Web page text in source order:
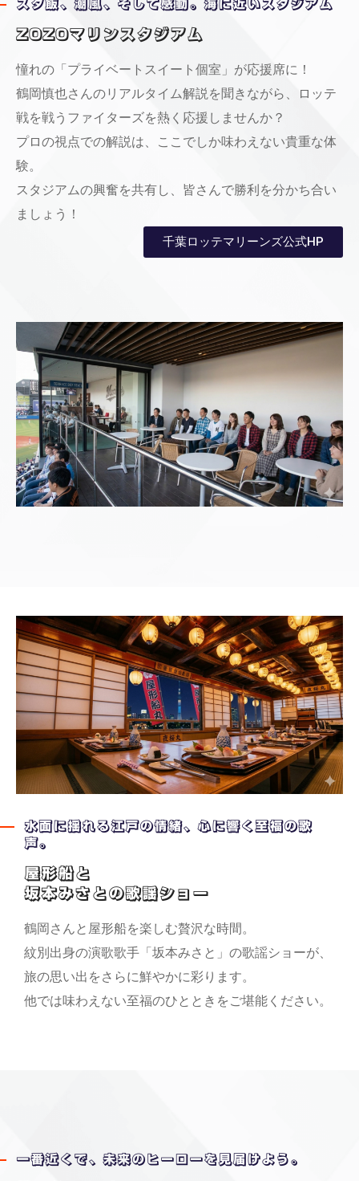
スタ飯、潮風、そして感動。海に近いスタジアム
ZOZOマリンスタジアム
憧れの「プライベートスイート個室」が応援席に！
鶴岡慎也さんのリアルタイム解説を聞きながら、ロッテ
戦を戦うファイターズを熱く応援しませんか？
プロの視点での解説は、ここでしか味わえない貴重な体
験。
スタジアムの興奮を共有し、皆さんで勝利を分かち合い
ましょう！
千葉ロッテマリーンズ公式HP
水面に揺れる江戸の情緒、心に響く至福の歌
声。
屋形船と
坂本みさとの歌謡ショー
鶴岡さんと屋形船を楽しむ贅沢な時間。
紋別出身の演歌歌手「坂本みさと」の歌謡ショーが、
旅の思い出をさらに鮮やかに彩ります。
他では味わえない至福のひとときをご堪能ください。
一番近くで、未来のヒーローを見届けよう。